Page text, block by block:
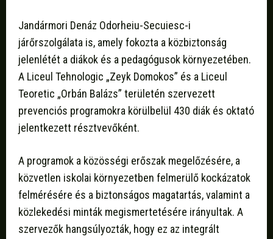
Jandármori Denáz Odorheiu-Secuiesc-i
járőrszolgálata is, amely fokozta a közbiztonság
jelenlétét a diákok és a pedagógusok környezetében.
A Liceul Tehnologic „Zeyk Domokos” és a Liceul
Teoretic „Orbán Balázs” területén szervezett
prevenciós programokra körülbelül 430 diák és oktató
jelentkezett résztvevőként.
A programok a közösségi erőszak megelőzésére, a
közvetlen iskolai környezetben felmerülő kockázatok
felmérésére és a biztonságos magatartás, valamint a
közlekedési minták megismertetésére irányultak. A
szervezők hangsúlyozták, hogy ez az integrált